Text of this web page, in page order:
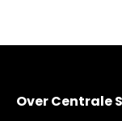
Over Centrale